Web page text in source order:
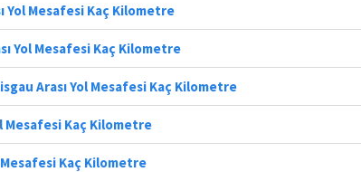
Yol Mesafesi Kaç Kilometre
Yol Mesafesi Kaç Kilometre
Arası Yol Mesafesi Kaç Kilometre
Mesafesi Kaç Kilometre
Kaç Kilometre